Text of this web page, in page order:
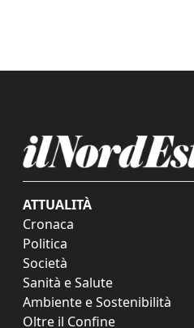
ATTUALITÀ
Cronaca
Politica
Società
Sanità e Salute
Ambiente e Sostenibilità
Oltre il Confine